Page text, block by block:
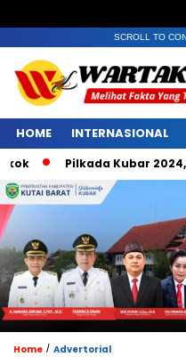
SCROLL TO
HOME INTERNASIONAL
Pilkada Kubar 2024,
Home / Advertorial